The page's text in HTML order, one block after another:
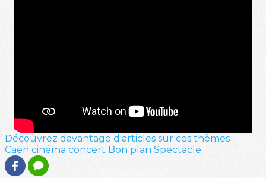
Découvrez davantage d'articles sur ces thèmes :
Caen cinéma concert Bon plan Spectacle